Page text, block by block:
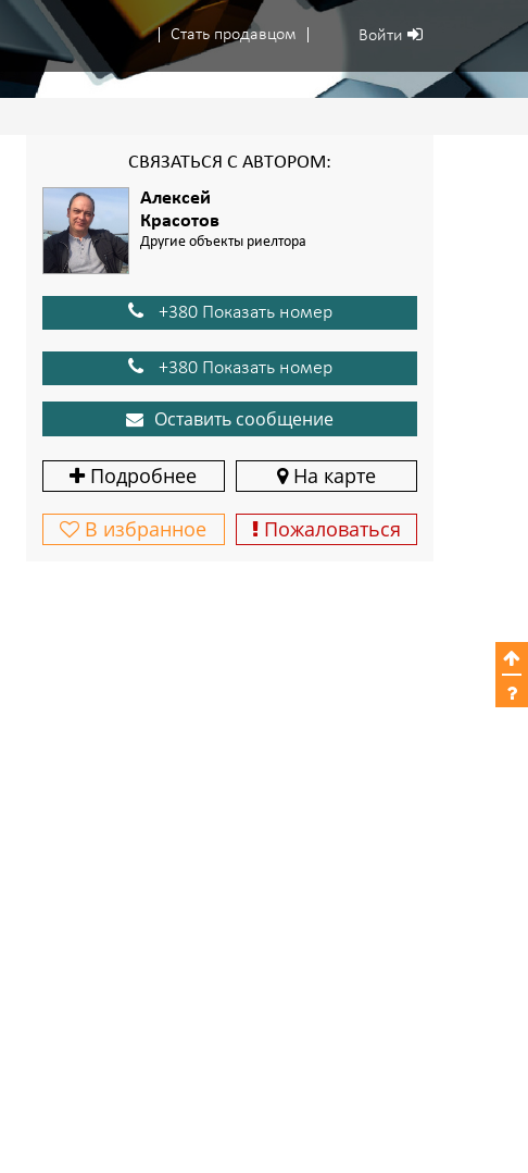
Стать продавцом Войти
СВЯЗАТЬСЯ С АВТОРОМ:
Алексей
Красотов
Другие объекты риелтора
+380 Показать номер
+380 Показать номер
Оставить сообщение
Подробнее На карте
В избранное Пожаловаться